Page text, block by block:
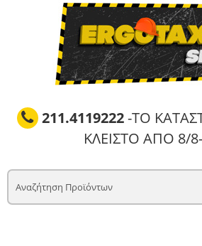
211.4119222-ΤΟ
ΚΛΕΙΣΤΟ ΑΠΟ 8/